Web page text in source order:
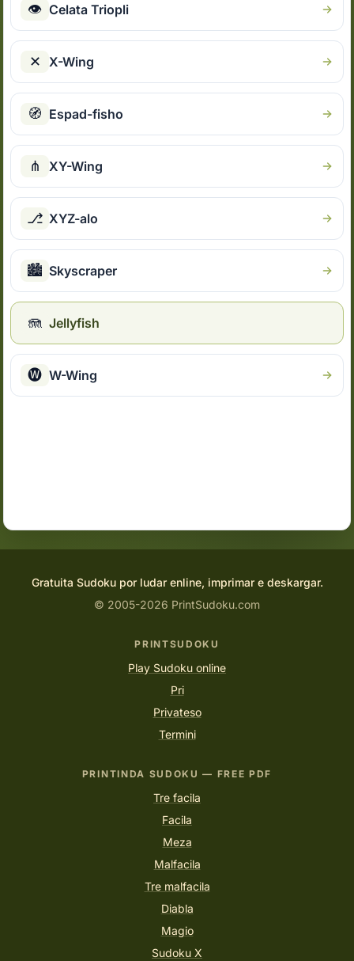
👁 Celata Triopli
✕ X-Wing
🧭 Espad-fisho
⋔ XY-Wing
⎇ XYZ-alo
🏙 Skyscraper
🪼 Jellyfish
🅦 W-Wing
Gratuita Sudoku por ludar enline, imprimar e deskargar.
© 2005-2026 PrintSudoku.com
PRINTSUDOKU
Play Sudoku online
Pri
Privateso
Termini
PRINTINDA SUDOKU — FREE PDF
Tre facila
Facila
Meza
Malfacila
Tre malfacila
Diabla
Magio
Sudoku X